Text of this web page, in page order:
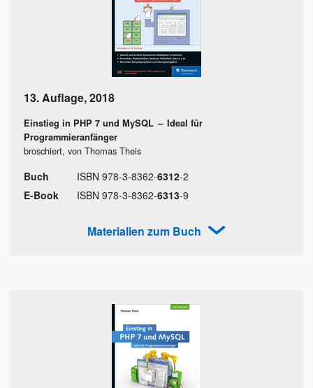
13. Auflage,2018
Einstieg in PHP 7 und MySQL – Ideal für
Programmieranfänger
broschiert, von Thomas Theis
Buch ISBN 978-3-8362-6312-2
E-Book
ISBN 978-3-8362-6313-9
Materialien zum Buch